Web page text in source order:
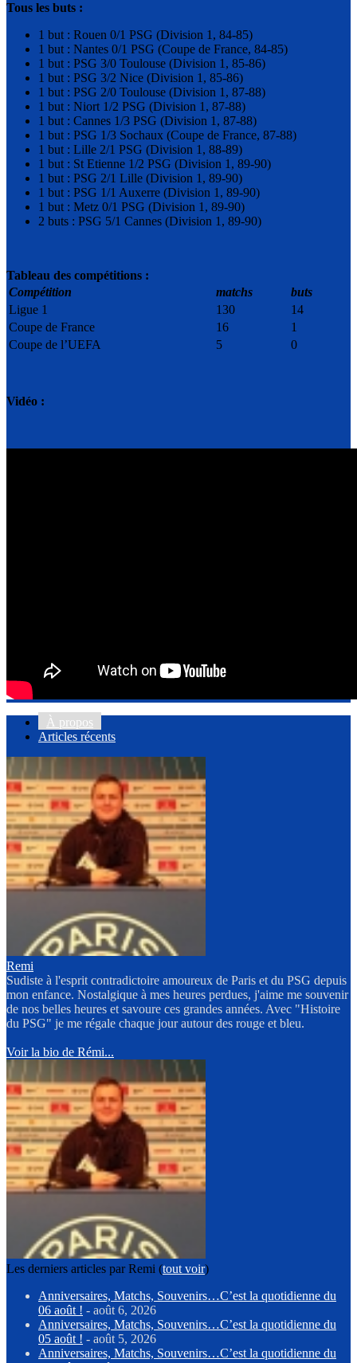
Tous les buts :
1 but : Rouen 0/1 PSG (Division 1, 84-85)
1 but : Nantes 0/1 PSG (Coupe de France, 84-85)
1 but : PSG 3/0 Toulouse (Division 1, 85-86)
1 but : PSG 3/2 Nice (Division 1, 85-86)
1 but : PSG 2/0 Toulouse (Division 1, 87-88)
1 but : Niort 1/2 PSG (Division 1, 87-88)
1 but : Cannes 1/3 PSG (Division 1, 87-88)
1 but : PSG 1/3 Sochaux (Coupe de France, 87-88)
1 but : Lille 2/1 PSG (Division 1, 88-89)
1 but : St Etienne 1/2 PSG (Division 1, 89-90)
1 but : PSG 2/1 Lille (Division 1, 89-90)
1 but : PSG 1/1 Auxerre (Division 1, 89-90)
1 but : Metz 0/1 PSG (Division 1, 89-90)
2 buts : PSG 5/1 Cannes (Division 1, 89-90)
Tableau des compétitions :
Compétition
matchs
buts
Ligue 1
130
14
Coupe de France
16
1
Coupe de l’UEFA
5 0
Vidéo :
À propos
Articles récents
Remi
Sudiste à l'esprit contradictoire amoureux de Paris et du PSG depuis
mon enfance. Nostalgique à mes heures perdues, j'aime me souvenir
de nos belles heures et savoure ces grandes années. Avec "Histoire
du PSG" je me régale chaque jour autour des rouge et bleu.
Voir la bio de Rémi...
Les derniers articles par Remi (tout voir)
Anniversaires, Matchs, Souvenirs…C’est la quotidienne du
06 août ! - août 6, 2026
Anniversaires, Matchs, Souvenirs…C’est la quotidienne du
05 août ! - août 5, 2026
Anniversaires, Matchs, Souvenirs…C’est la quotidienne du